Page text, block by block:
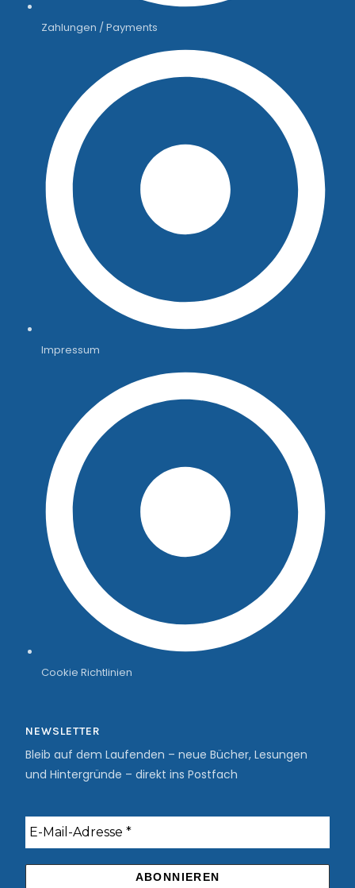
Zahlungen / Payments
Impressum
Cookie Richtlinien
NEWSLETTER
Bleib auf dem Laufenden – neue Bücher, Lesungen
und Hintergründe – direkt ins Postfach